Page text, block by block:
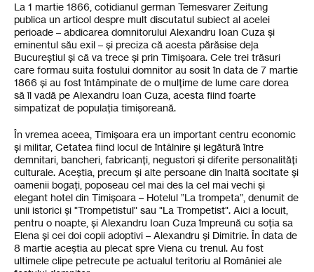
La 1 martie 1866, cotidianul german Temesvarer Zeitung
publica un articol despre mult discutatul subiect al acelei
perioade – abdicarea domnitorului Alexandru Ioan Cuza și
eminentul său exil – și preciza că acesta părăsise deja
Bucureștiul și că va trece și prin Timișoara. Cele trei trăsuri
care formau suita fostului domnitor au sosit în data de 7 martie
1866 și au fost întâmpinate de o mulțime de lume care dorea
să îl vadă pe Alexandru Ioan Cuza, acesta fiind foarte
simpatizat de populația timișoreană.
În vremea aceea, Timișoara era un important centru economic
și militar, Cetatea fiind locul de întâlnire și legătură între
demnitari, bancheri, fabricanți, negustori și diferite personalități
culturale. Aceștia, precum și alte persoane din înaltă socitate și
oamenii bogați, poposeau cel mai des la cel mai vechi și
elegant hotel din Timișoara – Hotelul ”La trompeta”, denumit de
unii istorici și "Trompetistul" sau "La Trompetist". Aici a locuit,
pentru o noapte, și Alexandru Ioan Cuza împreună cu soția sa
Elena și cei doi copii adoptivi – Alexandru și Dimitrie. În data de
8 martie aceștia au plecat spre Viena cu trenul. Au fost
ultimele clipe petrecute pe actualul teritoriu al României ale